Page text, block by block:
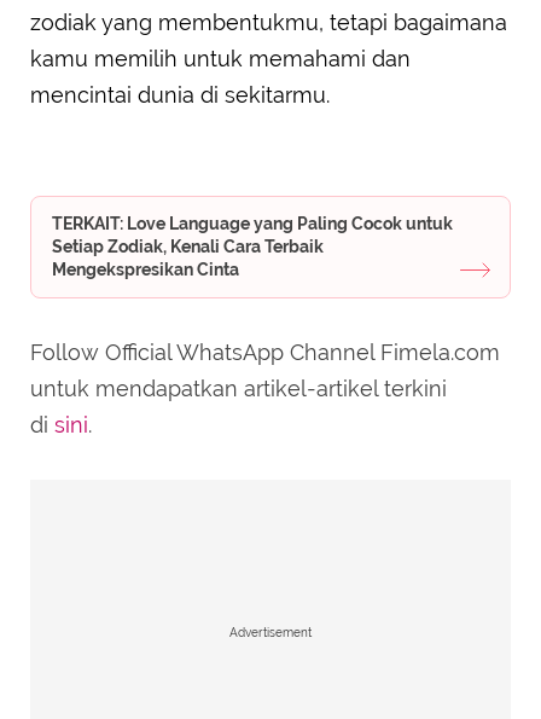
zodiak yang membentukmu, tetapi bagaimana
kamu memilih untuk memahami dan
mencintai dunia di sekitarmu.
TERKAIT: Love Language yang Paling Cocok untuk
Setiap Zodiak, Kenali Cara Terbaik
Mengekspresikan Cinta
Follow Official WhatsApp Channel Fimela.com
untuk mendapatkan artikel-artikel terkini
di sini.
Advertisement